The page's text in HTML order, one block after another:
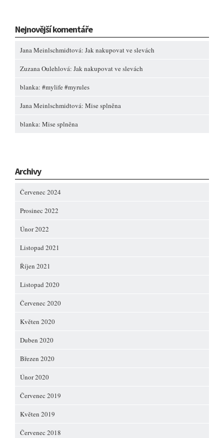
Nejnovější komentáře
Jana Meinlschmidtová: Jak nakupovat ve slevách
Zuzana Oulehlová: Jak nakupovat ve slevách
blanka: #mylife #myrules
Jana Meinlschmidtová: Mise splněna
blanka: Mise splněna
Archivy
Červenec 2024
Prosinec 2022
Únor 2022
Listopad 2021
Říjen 2021
Listopad 2020
Červenec 2020
Květen 2020
Duben 2020
Březen 2020
Únor 2020
Červenec 2019
Květen 2019
Červenec 2018